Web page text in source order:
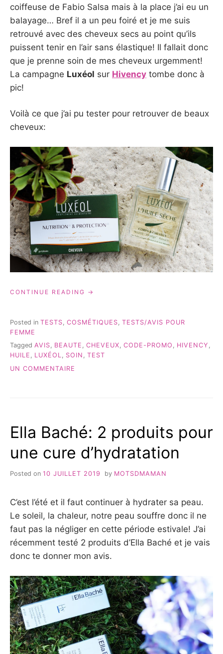
coiffeuse de Fabio Salsa mais à la place j’ai eu un
balayage… Bref il a un peu foiré et je me suis
retrouvé avec des cheveux secs au point qu’ils
puissent tenir en l’air sans élastique! Il fallait donc
que je prenne soin de mes cheveux urgemment!
La campagne Luxéol sur Hivency tombe donc à
pic!
Voilà ce que j’ai pu tester pour retrouver de beaux
cheveux:
CONTINUE READING « LUXÉOL
CHEVEUX
TEST
&
Posted in TESTS COSMÉTIQUES TESTS/AVIS POUR
FEMME
Tagged AVIS, BEAUTE , CHEVEUX, CODE-PROMO , HIVENCY ,
HUILE , LUXÉOL, SOIN , TEST
UN COMMENTAIRE
–
TEST
AVIS
Ella Baché: 2 produits pour
une cure d’hydratation
Posted on 10 JUILLET 2019 by MOTSDMAMAN
C’est l’été et il faut continuer à hydrater sa peau.
Le soleil, la chaleur, notre peau souffre donc il ne
faut pas la négliger en cette période estivale! J’ai
récemment testé 2 produits d’Ella Baché et je vais
donc te donner mon avis.